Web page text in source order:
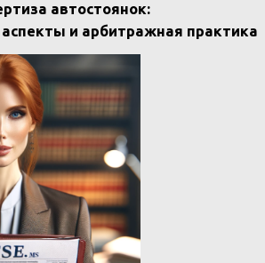
автостоянок:
и арбитражная практика